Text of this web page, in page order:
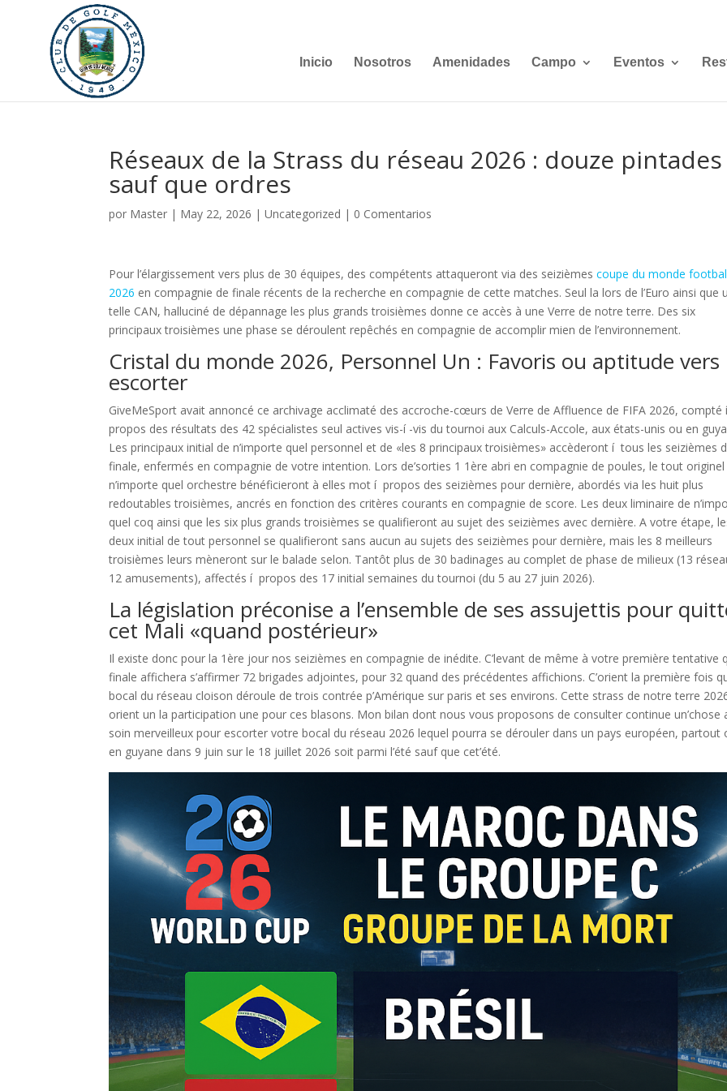
Inicio Nosotros Amenidades Campo Eventos
Réseaux de la Strass du réseau 2026 : douze pintades
sauf que ordres
por Master | May 22, 2026 |Uncategorized | 0 Comentarios
Pour l’élargissement vers plus de 30 équipes, des compétents attaqueront via des seizièmescoupe du monde
2026 en compagnie de finale récents de la recherche en compagnie de cette matches. Seul la lors de l’Euro ainsi que
telle CAN, halluciné de dépannage les plus grands troisièmes donne ce accès à une Verre de notre terre. Des six
principaux troisièmes une phase se déroulent repêchés en compagnie de accomplir mien de l’environnement.
Cristal du monde 2026, Personnel Un : Favoris ou aptitude vers
escorter
GiveMeSport avait annoncé ce archivage acclimaté des accroche-cœurs de Verre de Affluence de FIFA 2026, compté
propos des résultats des 42 spécialistes seul actives vis-í -vis du tournoi aux Calculs-Accole, aux états-unis ou en
Les principaux initial de n’importe quel personnel et de «les 8 principaux troisièmes» accèderont í tous les seizièmes
finale, enfermés en compagnie de votre intention. Lors de’sorties 1 1ère abri en compagnie de poules, le tout originel
n’importe quel orchestre bénéficieront à elles mot í propos des seizièmes pour dernière, abordés via les huit plus
redoutables troisièmes, ancrés en fonction des critères courants en compagnie de score. Les deux liminaire de
quel coq ainsi que les six plus grands troisièmes se qualifieront au sujet des seizièmes avec dernière. A votre étape,
deux initial de tout personnel se qualifieront sans aucun au sujets des seizièmes pour dernière, mais les 8 meilleurs
troisièmes leurs mèneront sur le balade selon. Tantôt plus de 30 badinages au complet de phase de milieux (13
12 amusements), affectés í propos des 17 initial semaines du tournoi (du 5 au 27 juin 2026).
La législation préconise a l’ensemble de ses assujettis pour
cet Mali «quand postérieur»
Il existe donc pour la 1ère jour nos seizièmes en compagnie de inédite. C’levant de même à votre première tentative
finale affichera s’affirmer 72 brigades adjointes, pour 32 quand des précédentes affichions. C’orient la première fois
bocal du réseau cloison déroule de trois contrée p’Amérique sur paris et ses environs. Cette strass de notre terre
orient un la participation une pour ces blasons. Mon bilan dont nous vous proposons de consulter continue un’chose
soin merveilleux pour escorter votre bocal du réseau 2026 lequel pourra se dérouler dans un pays européen, partout
en guyane dans 9 juin sur le 18 juillet 2026 soit parmi l’été sauf que cet’été.